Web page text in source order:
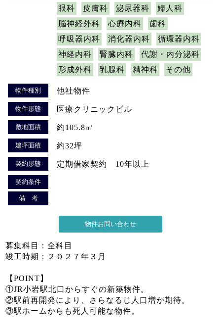
眼科
皮膚科 泌尿器科
婦人科
脳神経外科
心療内科
歯科
呼吸器内科
消化器内科
循環器内科
神経内科
腎臓内科
代謝・内分泌科
形成外科
乳腺科 精神科 その他
物件種別 他社物件
物件形態 医療クリニックビル
敷地面積 約105.8㎡
建坪面積 約32坪
契約形態 定期借家契約 10年以上
契約条件
備 考
募集科目：全科目
竣工時期：２０２７年３月
【POINT】
①JR小岩駅北口からすぐの新築物件。
②駅前再開発により、さらなるじ人口増が期待。
③駅ホームからも死人可能な物件。